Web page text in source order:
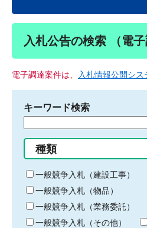
入札公告の検索 （電子
電子調達案件は、 入札情報公開シス
キーワード検索
る
キ
ー
ワ
ー
ド
種類
一般競争入札（建設工事）
一般競争入札（物品）
一般競争入札（業務委託）
一般競争入札（その他）